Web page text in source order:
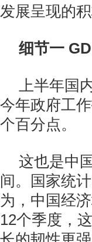
发展呈现的积
细节一
上半年国
今年政府工
个百分点。
这也是中
间。国家统
为，中国经
12个季度，